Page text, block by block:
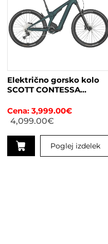
Električno gorsko kolo
SCOTT CONTESSA
žensko3,999.00€
4,099.00€
Poglej izdelek